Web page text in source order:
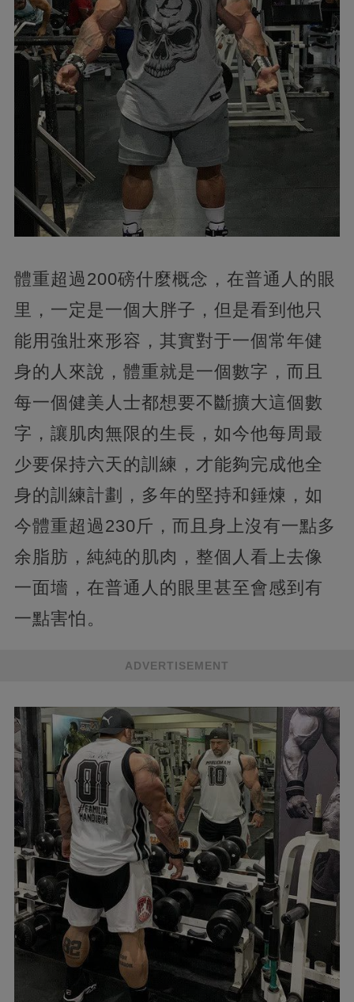
體重超過200磅什麼概念，在普通人的眼
里，一定是一個大胖子，但是看到他只
能用強壯來形容，其實對于一個常年健
身的人來說，體重就是一個數字，而且
每一個健美人士都想要不斷擴大這個數
字，讓肌肉無限的生長，如今他每周最
少要保持六天的訓練，才能夠完成他全
身的訓練計劃，多年的堅持和錘煉，如
今體重超過230斤，而且身上沒有一點多
余脂肪，純純的肌肉，整個人看上去像
一面墻，在普通人的眼里甚至會感到有
一點害怕。
ADVERTISEMENT